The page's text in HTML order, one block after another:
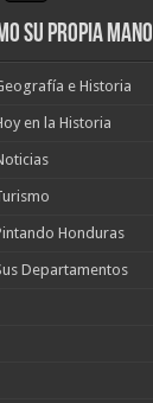
SU PROPIA MANO
e Historia
en la Historia
Honduras
Departamentos